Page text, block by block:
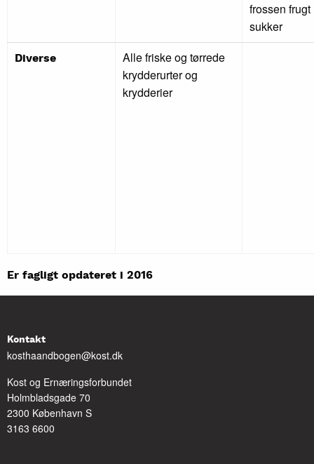
frossen
sukker
Diverse
Alle friske og tørrede
krydderurter og
krydderier
Er fagligt opdateret i 2016
Kontakt
kosthaandbogen@kost.dk
Kost og Ernæringsforbundet
Holmbladsgade 70
2300 København S
3163 6600